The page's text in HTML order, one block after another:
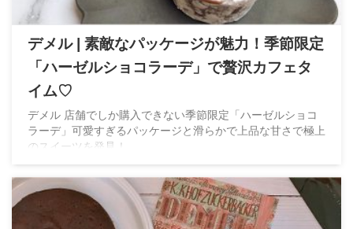
デメル | 素敵なパッケージが魅力！季節限定
「ハーゼルショコラーデ」で贅沢カフェタ
イム♡
デメル 店舗でしか購入できない季節限定「ハーゼルショコ
ラーデ」可愛すぎるパッケージと滑らかで上品な甘さで極上
のスイーツを発見！